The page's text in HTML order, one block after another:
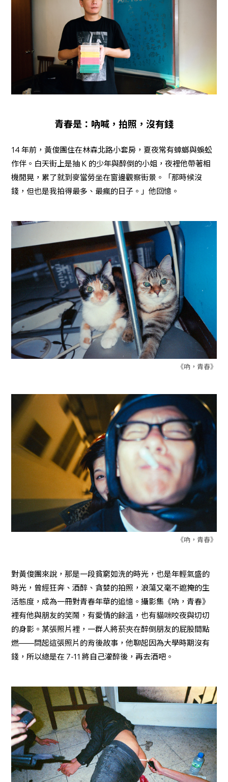
青春是：吶喊，拍照，沒有錢
14 年前，黃俊團住在林森北路小套房，夏夜常有蟑螂與蜈蚣
作伴。白天街上是抽 K 的少年與醉倒的小姐，夜裡他帶著相
機閒晃，累了就到麥當勞坐在窗邊觀察街景。「那時候沒
錢，但也是我拍得最多、最瘋的日子。」他回憶。
《吶，青春》
《吶，青春》
對黃俊團來說，那是一段貧窮如洗的時光，也是年輕氣盛的
時光，曾經狂奔、酒醉、貪婪的拍照，浪蕩又毫不遮掩的生
活態度，成為一冊對青春年華的追憶。攝影集《吶，青春》
裡有他與朋友的笑鬧，有愛情的餘溫，也有貓咪咬夜與切切
的身影。某張照片裡，一群人將菸夾在醉倒朋友的屁股間點
燃——問起這張照片的背後故事，他聊起因為大學時期沒有
錢，所以總是在 7-11 將自己灌醉後，再去酒吧。